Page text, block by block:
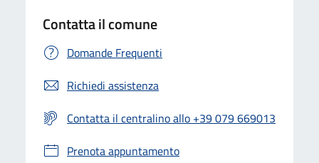
Contatta il comune
Domande Frequenti
Richiedi assistenza
Contatta il centralino allo +39 079 669013
Prenota appuntamento